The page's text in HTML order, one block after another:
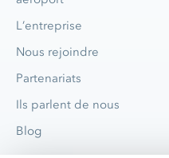
L’entreprise
Nous rejoindre
Partenariats
Ils parlent de nous
Blog